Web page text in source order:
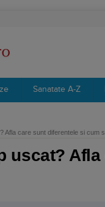
Sanatate A-Z
Afla care sunt diferentele si cum
uscat?